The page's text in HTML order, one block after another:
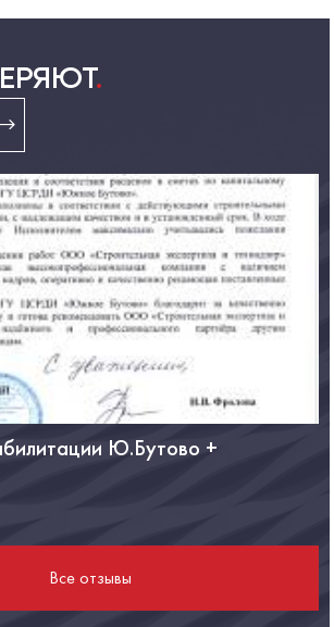
.
Ю.Бутово +
Все отзывы